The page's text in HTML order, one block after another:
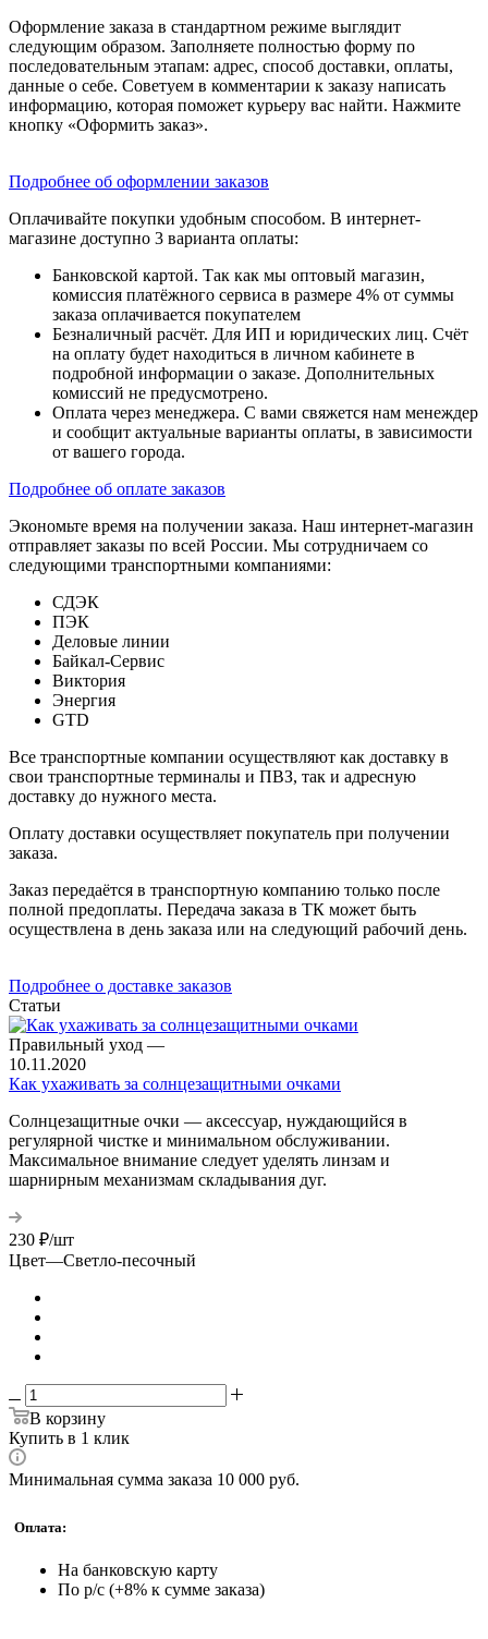
Оформление заказа в стандартном режиме выглядит
следующим образом. Заполняете полностью форму по
последовательным этапам: адрес, способ доставки, оплаты,
данные о себе. Советуем в комментарии к заказу написать
информацию, которая поможет курьеру вас найти. Нажмите
кнопку «Оформить заказ».
Подробнее об оформлении заказов
Оплачивайте покупки удобным способом. В интернет-
магазине доступно 3 варианта оплаты:
Банковской картой. Так как мы оптовый магазин,
комиссия платёжного сервиса в размере 4% от суммы
заказа оплачивается покупателем
Безналичный расчёт. Для ИП и юридических лиц. Счёт
на оплату будет находиться в личном кабинете в
подробной информации о заказе. Дополнительных
комиссий не предусмотрено.
Оплата через менеджера. С вами свяжется нам менеждер
и сообщит актуальные варианты оплаты, в зависимости
от вашего города.
Подробнее об оплате заказов
Экономьте время на получении заказа. Наш интернет-магазин
отправляет заказы по всей России. Мы сотрудничаем со
следующими транспортными компаниями:
СДЭК
ПЭК
Деловые линии
Байкал-Сервис
Виктория
Энергия
GTD
Все транспортные компании осуществляют как доставку в
свои транспортные терминалы и ПВЗ, так и адресную
доставку до нужного места.
Оплату доставки осуществляет покупатель при получении
заказа.
Заказ передаётся в транспортную компанию только после
полной предоплаты. Передача заказа в ТК может быть
осуществлена в день заказа или на следующий рабочий день.
Подробнее о доставке заказов
Статьи
Правильный уход —
10.11.2020
Как ухаживать за солнцезащитными очками
Солнцезащитные очки — аксессуар, нуждающийся в
регулярной чистке и минимальном обслуживании.
Максимальное внимание следует уделять линзам и
шарнирным механизмам складывания дуг.
230 ₽/шт
Цвет—Светло-песочный
В корзину
Купить в 1 клик
Минимальная сумма заказа 10 000 руб.
Оплата:
На банковскую карту
По р/с (+8% к сумме заказа)